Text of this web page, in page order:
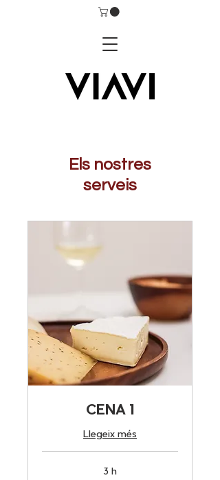
Els nostres
serveis
CENA 1
Llegeix més
3 h